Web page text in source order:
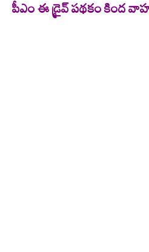
పీఎం ఈ డ్రైవ్ పథకం కింద